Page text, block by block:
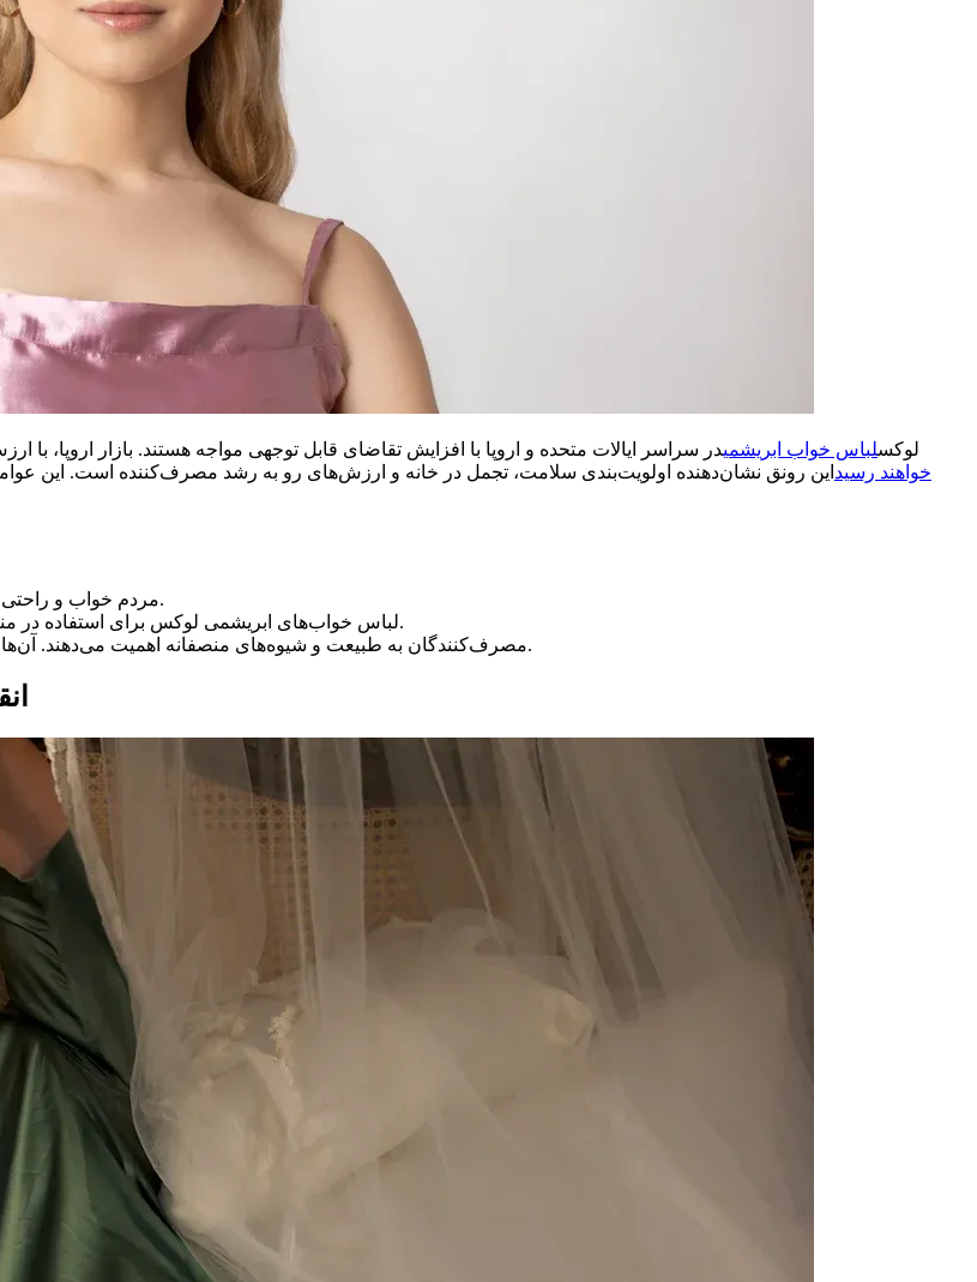
لوکسلباس خواب ابریشمیدر سراسر ایالات متحده و اروپا با افزایش تقاضای قابل توجهی مواجه هستند. بازار اروپا، با
خواهند رسید این رونق نشان‌دهنده اولویت‌بندی سلامت، تجمل در خانه و ارزش‌های رو به رشد مصرف‌کننده است. این
مردم خواب و راحتیبرای سلامتی و تندرستی.
لباس خواب‌های ابریشمی لوکس برای استفاده در منزل محبوب هستند. آن‌ها سبک و راحتی را برای زندگی روزمره ارائه می‌دهند.
مصرف‌کنندگان به طبیعت و شیوه‌های منصفانه اهمیت می‌دهند. آن‌ها لباس خواب ابریشمی را انتخاب می‌کنند زیرا ابریشم یک الیاف طبیعی است.